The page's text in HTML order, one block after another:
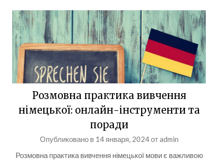
Розмовна практика вивчення
німецької: онлайн-інструменти та
поради
Опубликовано в 14 января, 2024отadmin
Розмовна практика вивчення німецької мови є важливою